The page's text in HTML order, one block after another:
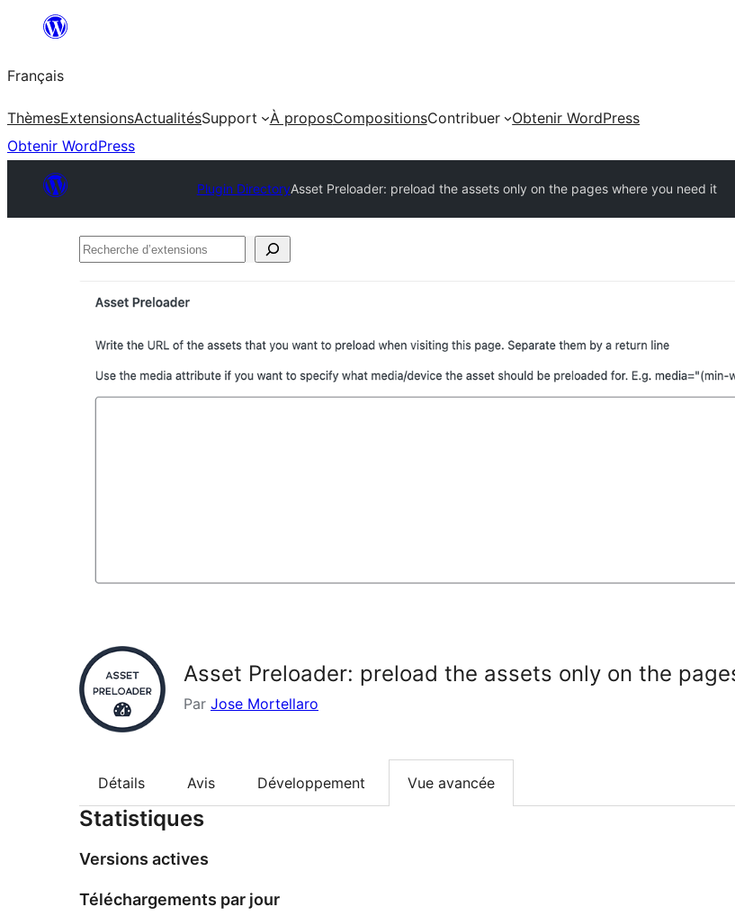
contenu
Français
ThèmesExtensionsActualitésSupport À proposCompositionsContribuer
Obtenir WordPress
Obtenir WordPress
Plugin DirectoryAsset Preloader: preload the assets only on the pages where you need it
Recherche
Asset Preloader: preload the assets only on the
Par Jose Mortellaro
Détails Avis Développement Vue avancée
Statistiques
Versions actives
Téléchargements par jour